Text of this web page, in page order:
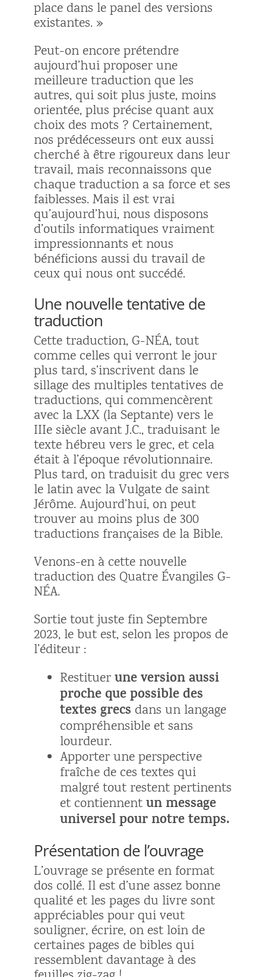
place dans le panel des versions
existantes. »
Peut-on encore prétendre
aujourd’hui proposer une
meilleure traduction que les
autres, qui soit plus juste, moins
orientée, plus précise quant aux
choix des mots ? Certainement,
nos prédécesseurs ont eux aussi
cherché à être rigoureux dans leur
travail, mais reconnaissons que
chaque traduction a sa force et ses
faiblesses. Mais il est vrai
qu’aujourd’hui, nous disposons
d’outils informatiques vraiment
impressionnants et nous
bénéficions aussi du travail de
ceux qui nous ont succédé.
Une nouvelle tentative de
traduction
Cette traduction, G-NÉA, tout
comme celles qui verront le jour
plus tard, s’inscrivent dans le
sillage des multiples tentatives de
traductions, qui commencèrent
avec la LXX (la Septante) vers le
IIIesiècle avant J.C., traduisant le
texte hébreu vers le grec, et cela
était à l’époque révolutionnaire.
Plus tard, on traduisit du grec vers
le latin avec la Vulgate de saint
Jérôme. Aujourd’hui, on peut
trouver au moins plus de 300
traductions françaises de la Bible.
Venons-en à cette nouvelle
traduction des Quatre Évangiles G-
NÉA.
Sortie tout juste fin Septembre
2023, le but est, selon les propos de
l’éditeur :
Restituerune version aussi
proche que possible des
textes grecs dans un langage
compréhensible et sans
lourdeur.
Apporter une perspective
fraîche de ces textes qui
malgré tout restent pertinents
et contiennentun message
universel pour notre temps.
Présentation de l’ouvrage
L’ouvrage se présente en format
dos collé. Il est d’une assez bonne
qualité et les pages du livre sont
appréciables pour qui veut
souligner, écrire, on est loin de
certaines pages de bibles qui
ressemblent davantage à des